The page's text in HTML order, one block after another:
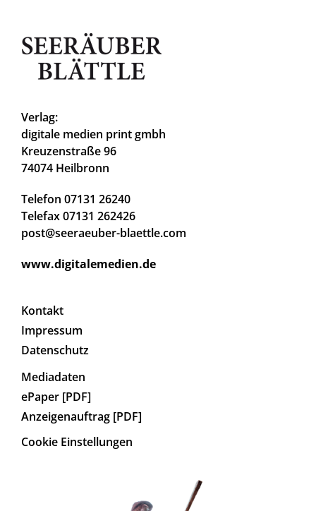
Verlag:
digitale medien print gmbh
Kreuzenstraße 96
74074 Heilbronn
Telefon 07131 26240
Telefax 07131 262426
post@seeraeuber-blaettle.com
www.digitalemedien.de
Kontakt
Impressum
Datenschutz
Mediadaten
ePaper [PDF]
Anzeigenauftrag [PDF]
Cookie Einstellungen